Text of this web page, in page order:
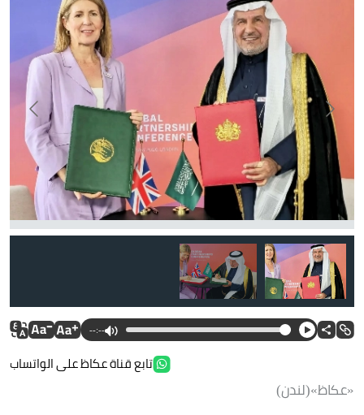
--:--
تابع قناة عكاظ على الواتساب
«عكاظ»(لندن)